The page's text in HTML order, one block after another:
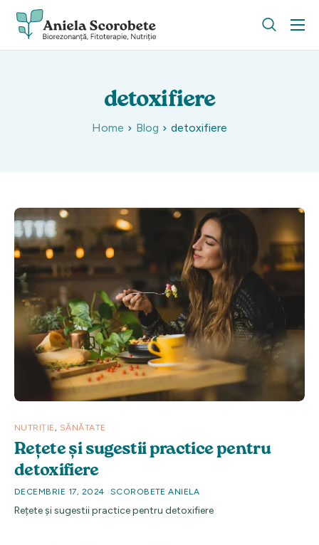
Despre mine
detoxifiere
Home Blog detoxifiere
NUTRIȚIE , SĂNĂTATE
Rețete și sugestii practice pentru
detoxifiere
DECEMBRIE 17, 2024 SCOROBETE ANIELA
Rețete și sugestii practice pentru detoxifiere